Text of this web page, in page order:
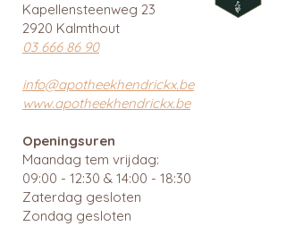
Kapellensteenweg 23
2920 Kalmthout
03 666 86 90
info@apotheekhendrickx.be
www.apotheekhendrickx.be
Openingsuren
Maandag tem vrijdag:
09:00 - 12:30 & 14:00 - 18:30
Zaterdag gesloten
Zondag gesloten